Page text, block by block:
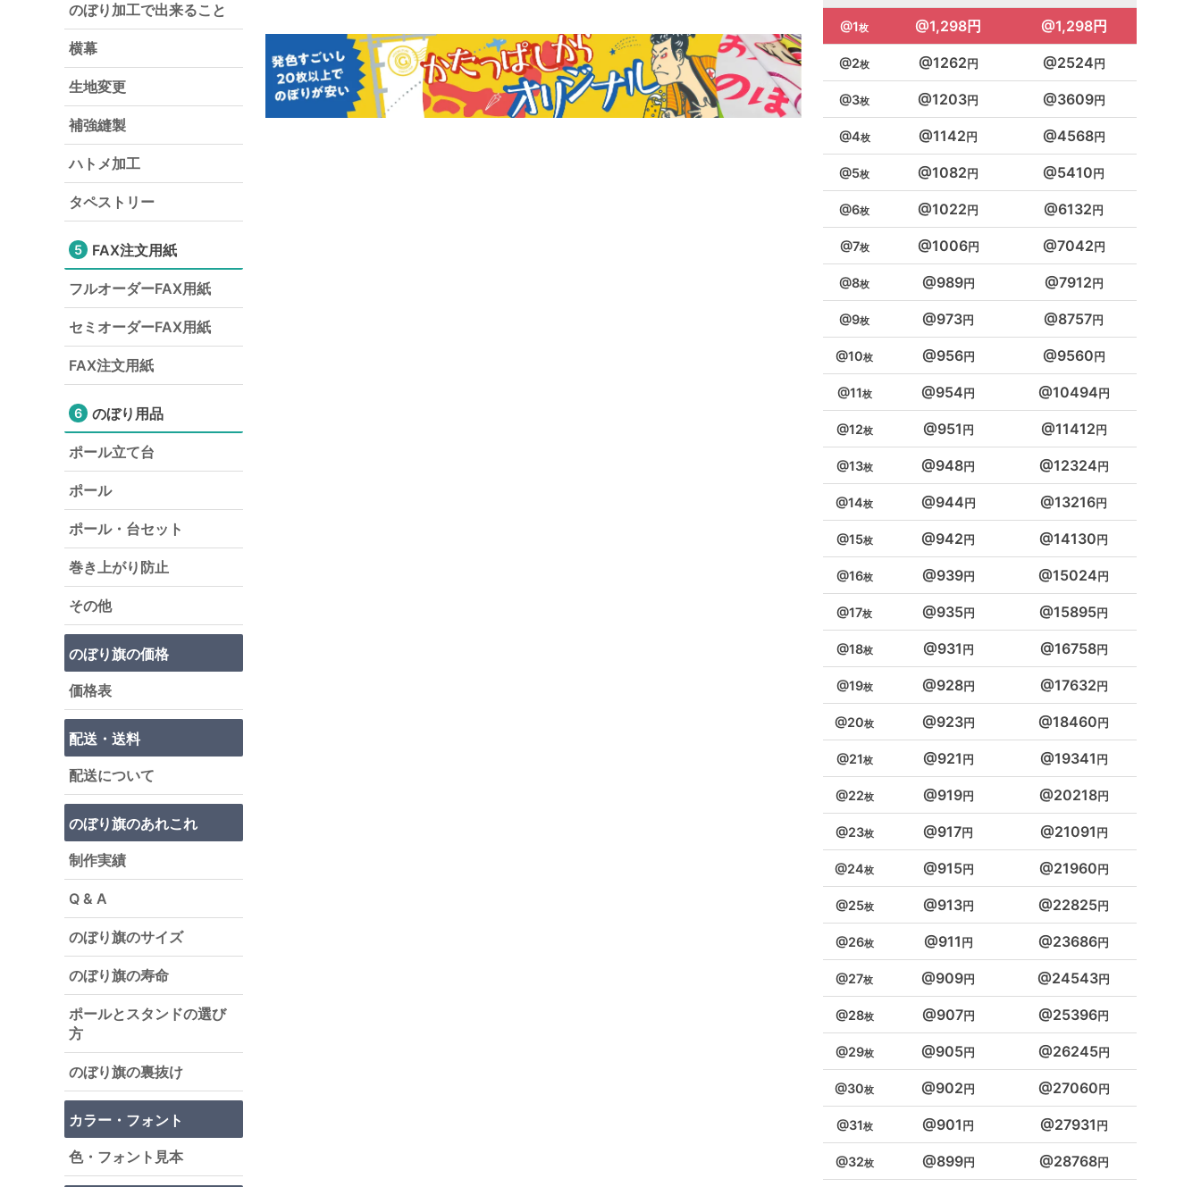
1 1,298円 1,298円
2 1262 2524
3 1203 3609
4 1142 4568
5 1082 5410
6 1022 6132
7 1006 7042
8 989 7912
9 973 8757
10 956 9560
11 954 10494
12 951 11412
13 948 12324
14 944 13216
15 942 14130
16 939 15024
17 935 15895
18 931 16758
19 928 17632
20 923 18460
21 921 19341
22 919 20218
23 917 21091
24 915 21960
25 913 22825
26 911 23686
27 909 24543
28 907 25396
29 905 26245
30 902 27060
31 901 27931
32 899 28768
のぼり加工で出来ること
横幕
生地変更
補強縫製
ハトメ加工
タペストリー
5 FAX注文用紙
フルオーダーFAX用紙
セミオーダーFAX用紙
FAX注文用紙
6 のぼり用品
ポール立て台
ポール
ポール・台セット
巻き上がり防止
その他
のぼり旗の価格
価格表
配送・送料
配送について
のぼり旗のあれこれ
制作実績
Q & A
のぼり旗のサイズ
のぼり旗の寿命
ポールとスタンドの選び
方
のぼり旗の裏抜け
カラー・フォント
色・フォント見本